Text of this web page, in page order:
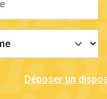
Déposer un